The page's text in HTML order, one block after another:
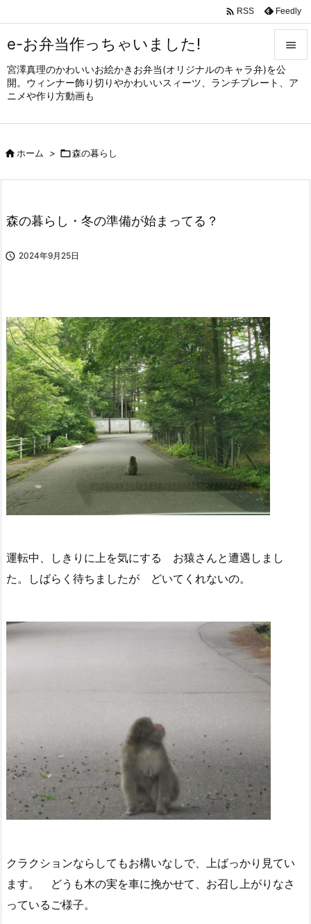
e-お弁当作っちゃいました!
宮澤真理のかわいいお絵かきお弁当(オリジナルのキャラ弁)を公
開。ウィンナー飾り切りやかわいいスィーツ、ランチプレート、ア
ニメや作り方動画も


メニュ
サイド

 RSS Feedly
ホーム > 森の暮らし
森の暮らし・冬の準備が始まってる？
 2024年9月25日
運転中、しきりに上を気にする お猿さんと遭遇しまし
た。しばらく待ちましたが どいてくれないの。
クラクションならしてもお構いなしで、上ばっかり見てい
ます。 どうも木の実を車に挽かせて、お召し上がりなさ
っているご様子。